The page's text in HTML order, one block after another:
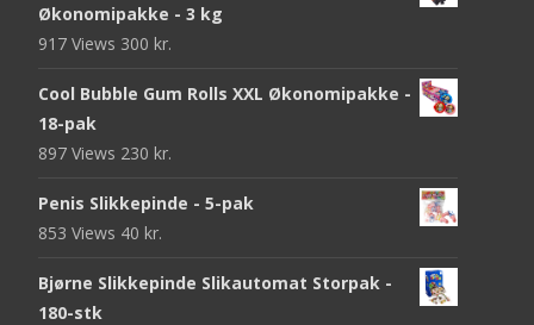
Økonomipakke - 3 kg
917 Views 300 kr.
Cool Bubble Gum Rolls XXL Økonomipakke -
18-pak
897 Views 230 kr.
Penis Slikkepinde - 5-pak
853 Views 40 kr.
Bjørne Slikkepinde Slikautomat Storpak -
180-stk